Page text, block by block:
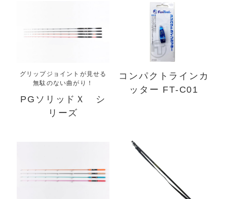
グリップジョイントが見せる
無駄のない曲がり！
PGソリッドＸ シ
リーズ
コンパクトラインカ
ッター FT-C01